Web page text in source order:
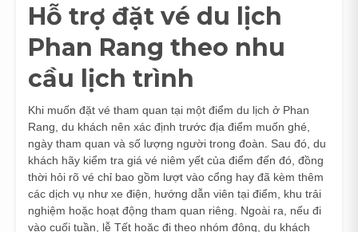
Hỗ trợ đặt vé du lịch
Phan Rang theo nhu
cầu lịch trình
Khi muốn đặt vé tham quan tại một điểm du lịch ở Phan
Rang, du khách nên xác định trước địa điểm muốn ghé,
ngày tham quan và số lượng người trong đoàn. Sau đó, du
khách hãy kiểm tra giá vé niêm yết của điểm đến đó, đồng
thời hỏi rõ vé chỉ bao gồm lượt vào cổng hay đã kèm thêm
các dịch vụ như xe điện, hướng dẫn viên tại điểm, khu trải
nghiệm hoặc hoạt động tham quan riêng. Ngoài ra, nếu đi
vào cuối tuần, lễ Tết hoặc đi theo nhóm đông, du khách